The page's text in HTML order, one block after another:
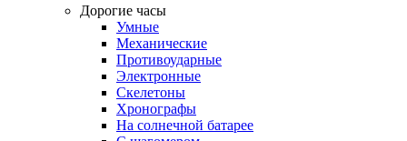
Дорогие часы
Умные
Механические
Противоударные
Электронные
Скелетоны
Хронографы
На солнечной батарее